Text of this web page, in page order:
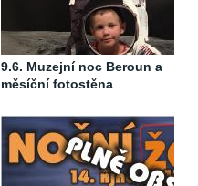
9.6. Muzejní noc Beroun a
měsíční fotostěna